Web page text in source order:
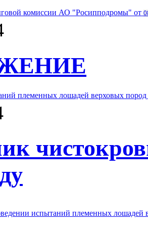
комиссии АО "Росипподромы" от
племенных лошадей верховых
испытаний племенных лошадей